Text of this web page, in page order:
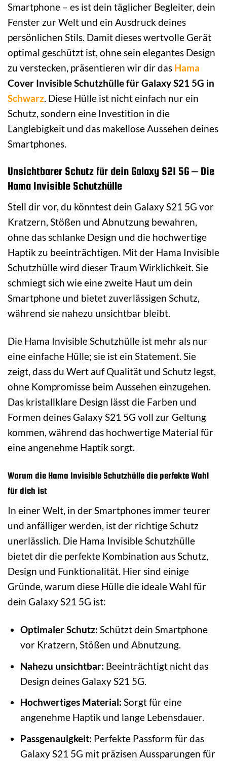
Smartphone – es ist dein täglicher Begleiter, dein
Fenster zur Welt und ein Ausdruck deines
persönlichen Stils. Damit dieses wertvolle Gerät
optimal geschützt ist, ohne sein elegantes Design
zu verstecken, präsentieren wir dir das Hama
Cover Invisible Schutzhülle für Galaxy S21 5G in
Schwarz . Diese Hülle ist nicht einfach nur ein
Schutz, sondern eine Investition in die
Langlebigkeit und das makellose Aussehen deines
Smartphones.
Unsichtbarer Schutz für dein Galaxy S21 5G – Die
Hama Invisible Schutzhülle
Stell dir vor, du könntest dein Galaxy S21 5G vor
Kratzern, Stößen und Abnutzung bewahren,
ohne das schlanke Design und die hochwertige
Haptik zu beeinträchtigen. Mit der Hama Invisible
Schutzhülle wird dieser Traum Wirklichkeit. Sie
schmiegt sich wie eine zweite Haut um dein
Smartphone und bietet zuverlässigen Schutz,
während sie nahezu unsichtbar bleibt.
Die Hama Invisible Schutzhülle ist mehr als nur
eine einfache Hülle; sie ist ein Statement. Sie
zeigt, dass du Wert auf Qualität und Schutz legst,
ohne Kompromisse beim Aussehen einzugehen.
Das kristallklare Design lässt die Farben und
Formen deines Galaxy S21 5G voll zur Geltung
kommen, während das hochwertige Material für
eine angenehme Haptik sorgt.
Warum die Hama Invisible Schutzhülle die perfekte Wahl
für dich ist
In einer Welt, in der Smartphones immer teurer
und anfälliger werden, ist der richtige Schutz
unerlässlich. Die Hama Invisible Schutzhülle
bietet dir die perfekte Kombination aus Schutz,
Design und Funktionalität. Hier sind einige
Gründe, warum diese Hülle die ideale Wahl für
dein Galaxy S21 5G ist:
Optimaler Schutz: Schützt dein Smartphone
vor Kratzern, Stößen und Abnutzung.
Nahezu unsichtbar: Beeinträchtigt nicht das
Design deines Galaxy S21 5G.
Hochwertiges Material: Sorgt für eine
angenehme Haptik und lange Lebensdauer.
Passgenauigkeit: Perfekte Passform für das
Galaxy S21 5G mit präzisen Aussparungen für